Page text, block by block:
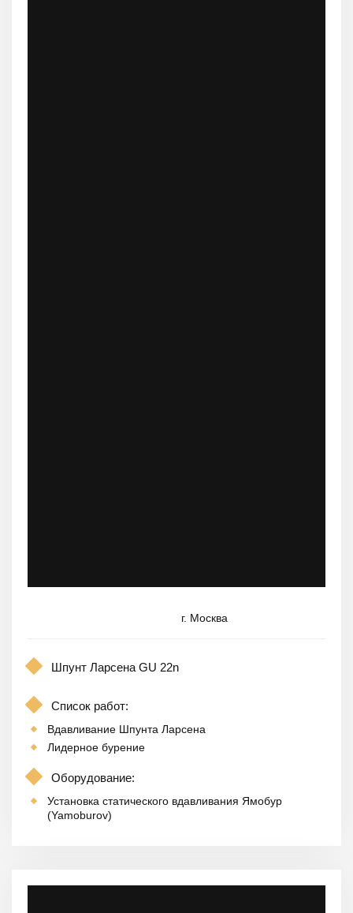
г. Москва
Шпунт Ларсена GU 22n
Список работ:
Вдавливание Шпунта Ларсена
Лидерное бурение
Оборудование:
Установка статического вдавливания Ямобур
(Yamoburov)